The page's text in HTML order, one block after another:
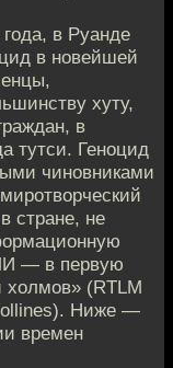
в Руанде
в новейшей
хуту,
в
тутси. Геноцид
чиновниками
стране, не
— в первую
холмов» (RTLM
Ниже —
времен